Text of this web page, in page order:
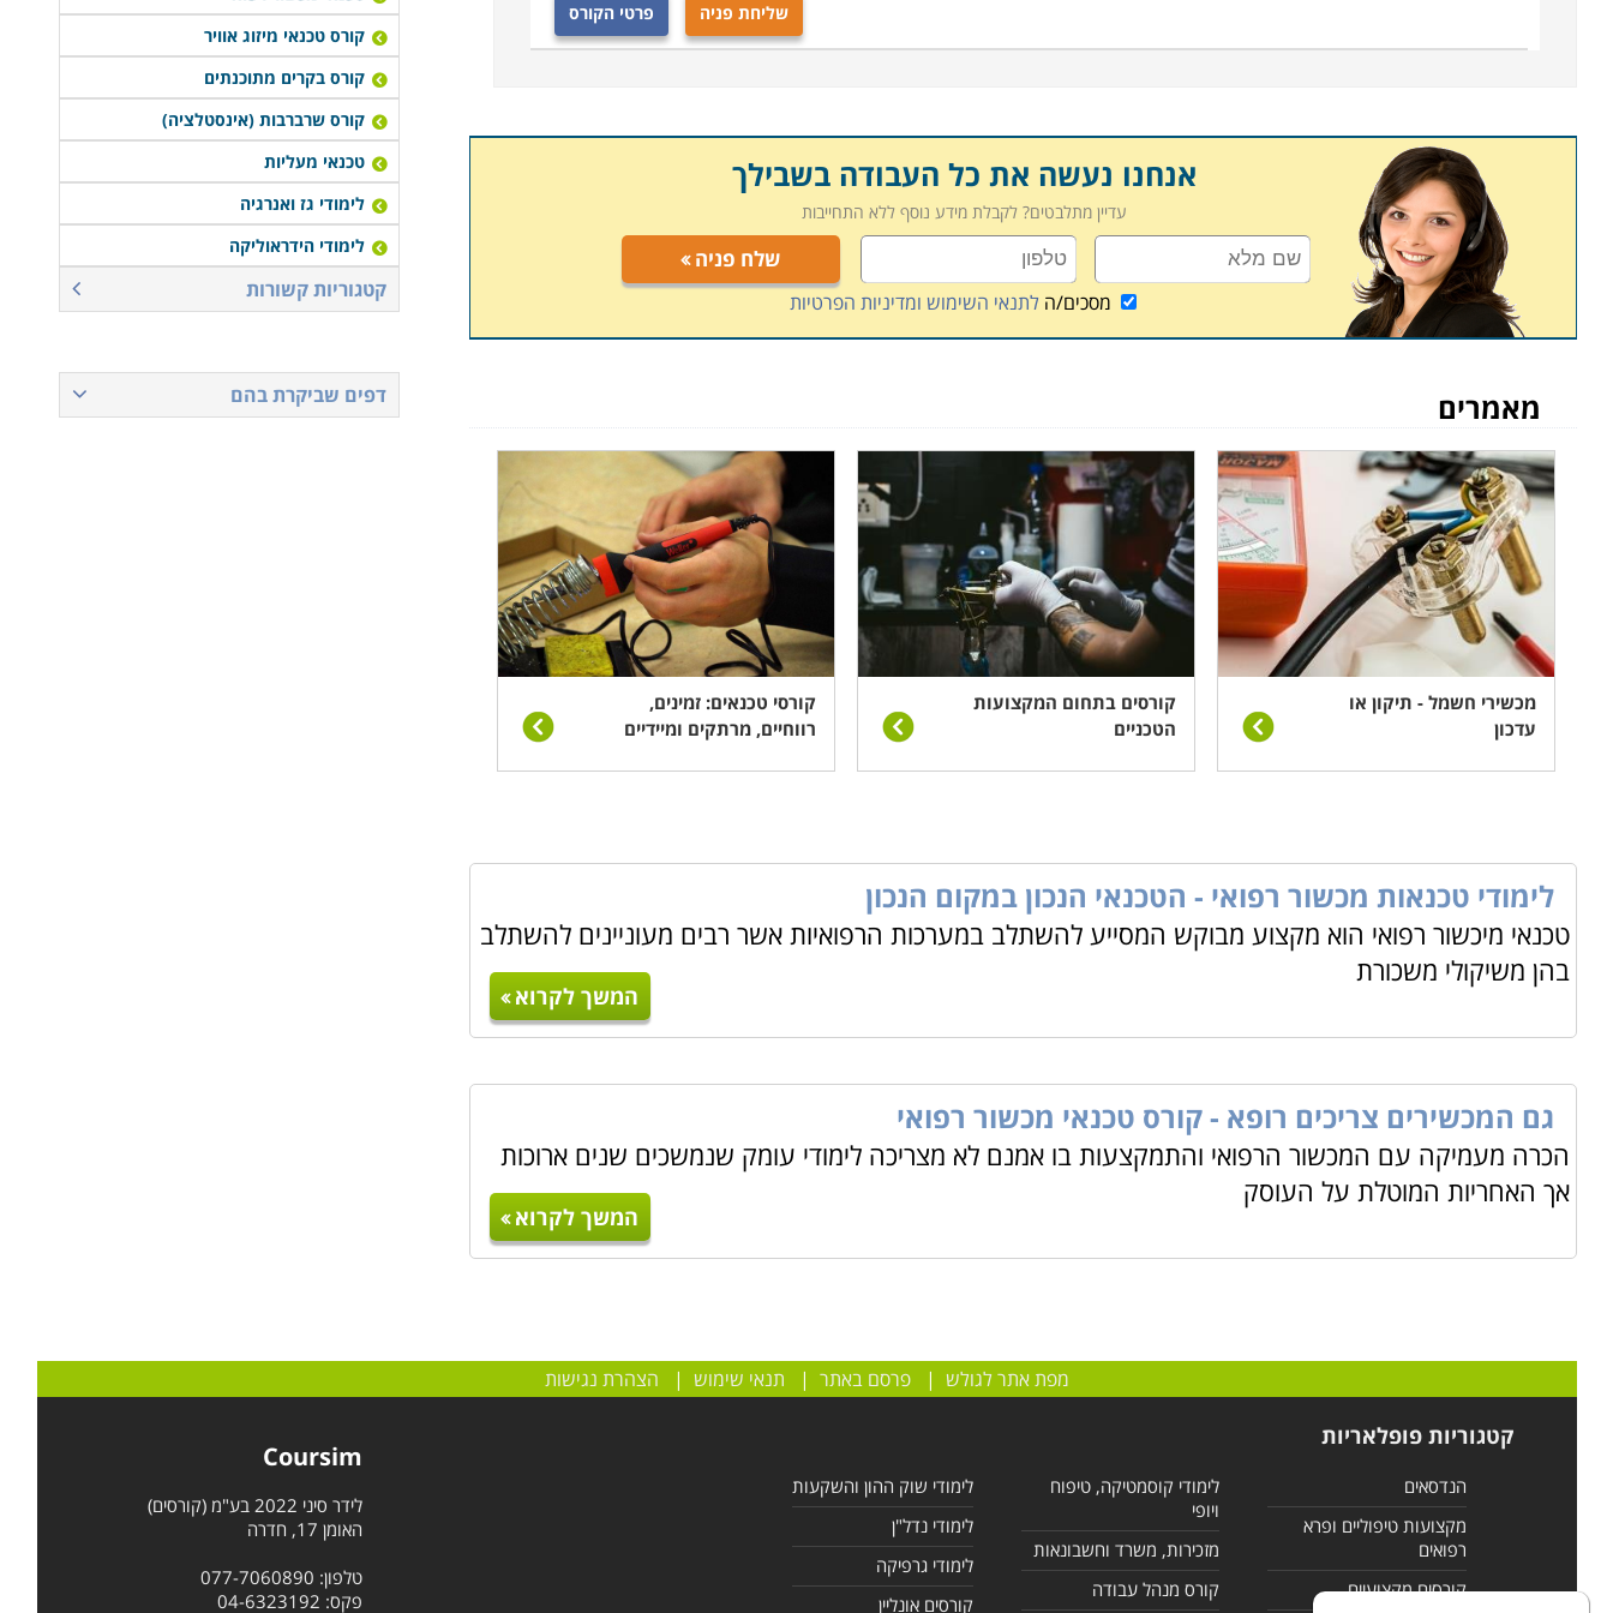
בעמודים הבאים באתר תוכלו למצוא מגוון של קורסים ללימודי המקצוע. חלקם עוסקים בלימוד תיקון של מוצרים
ספציפיים כמו טלויזיות, מערכות גז או בית חכם, אבל רובם מקנים יכולות לרכישת המקצוע בכללותו. הלימודים אורכים
משותף, על כן מומלץ לבחון בעיון כל מסלול לימוד כדי לוודא את העומק והרצינות של ההכשרה. יתרון נוסף שמציעים
אחדים מהם מתבטא בסיוע במציאת עבודה בתחום עם סיום הלימודים, או רכישת יסודות עסקיים ושיווקיים שיעזרו
לבוגרים לנהל עסק עצמאי זעיר.
קורס טכנאי מכשירי חשמל מתקיים במספר מקומות לימוד ברחבי הארץ: חיפה, תל אביב, רמת גן, נתניה, פתח תקווה,
כפר סבא ובעוד מספר מקומות אחרים, כך שכמעט כל מי שרוצה ללמוד קורס מבוקש זה יוכל לעשות זאת בנוחות בקרבת
שליחת פניה פרטי הקורס
אנחנו נעשה את כל העבודה בשבילך
עדיין מתלבטים? לקבלת מידע נוסף ללא התחייבות
שלח פניה
מסכים/הלתנאי השימוש ומדיניות הפרטיות
מאמרים
מכשירי חשמל - תיקון או
עדכון
קורסים בתחום המקצועות
הטכניים
קורסי טכנאים: זמינים,
רווחיים, מרתקים ומיידיים
לימודי טכנאות מכשור רפואי - הטכנאי הנכון במקום הנכון
טכנאי מיכשור רפואי הוא מקצוע מבוקש המסייע להשתלב במערכות הרפואיות אשר רבים מעוניינים להשתלב
בהן משיקולי משכורת
המשך לקרוא
גם המכשירים צריכים רופא - קורס טכנאי מכשור רפואי
הכרה מעמיקה עם המכשור הרפואי והתמקצעות בו אמנם לא מצריכה לימודי עומק שנמשכים שנים ארוכות
אך האחריות המוטלת על העוסק
המשך לקרוא
קורס טכנאי מיזוג אוויר
קורס בקרים מתוכנתים
קורס שרברבות (אינסטלציה)
טכנאי מעליות
לימודי גז ואנרגיה
לימודי הידראוליקה
קטגוריות קשורות
דפים שביקרת בהם
מפת אתר לגולש |פרסם באתר | תנאי שימוש | הצהרת נגישות
קטגוריות פופלאריות
הנדסאים
מקצועות טיפוליים ופרא
רפואים
קורסים מקצועיים
לימודי קוסמטיקה, טיפוח
ויופי
מזכירות, משרד וחשבונאות
קורס מנהל עבודה
לימודי שוק ההון והשקעות
לימודי נדל"ן
לימודי גרפיקה
קורסים אונליין
Coursim
לידר סיני 2022 בע"מ (קורסים)
האומן 17, חדרה
טלפון: 077-7060890
פקס: 04-6323192